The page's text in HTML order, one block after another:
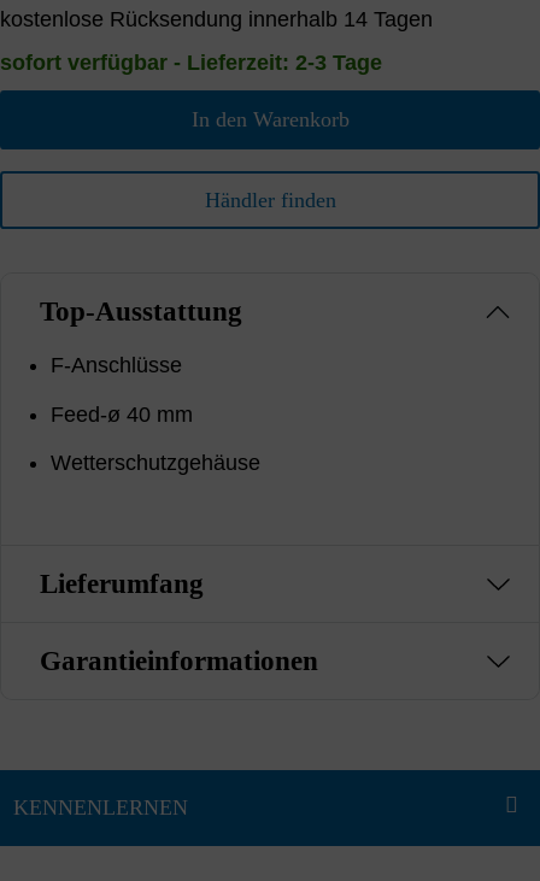
kostenlose Rücksendung innerhalb 14 Tagen
sofort verfügbar - Lieferzeit: 2-3 Tage
In den Warenkorb
Händler finden
Top-Ausstattung
F-Anschlüsse
Feed-ø 40 mm
Wetterschutzgehäuse
Lieferumfang
Garantieinformationen